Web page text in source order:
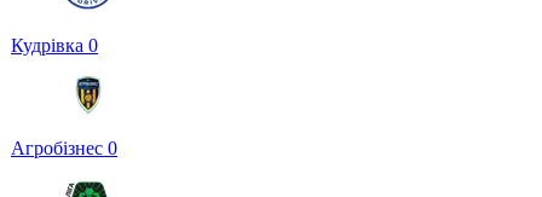
Кудрівка 0
Агробізнес 0